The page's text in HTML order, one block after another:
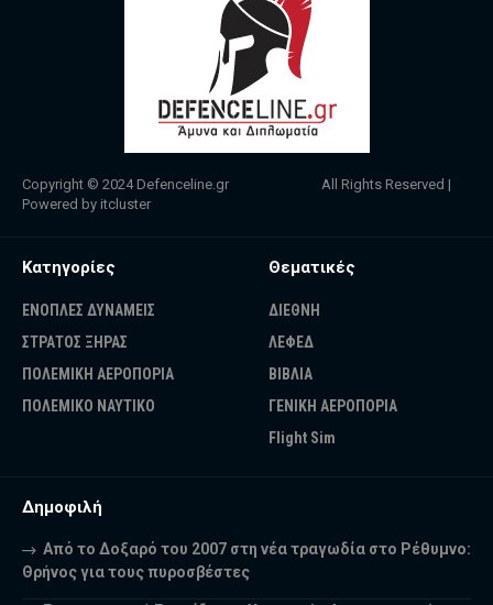
Copyright © 2024 Defenceline.gr All Rights Reserved |
Powered by itcluster
Κατηγορίες
ΕΝΟΠΛΕΣ ΔΥΝΑΜΕΙΣ
ΣΤΡΑΤΟΣ ΞΗΡΑΣ
ΠΟΛΕΜΙΚΗ ΑΕΡΟΠΟΡΙΑ
ΠΟΛΕΜΙΚΟ ΝΑΥΤΙΚΟ
Θεματικές
ΔΙΕΘΝΗ
ΛΕΦΕΔ
ΒΙΒΛΙΑ
ΓΕΝΙΚΗ ΑΕΡΟΠΟΡΙΑ
Flight Sim
Δημοφιλή
Από το Δοξαρό του 2007 στη νέα τραγωδία στο Ρέθυμνο:
Θρήνος για τους πυροσβέστες